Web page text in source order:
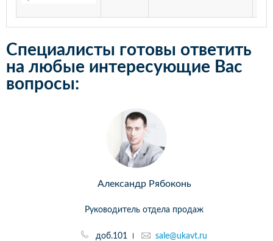
Специалисты готовы ответить
на любые интересующие Вас
вопросы:
Александр Рябоконь
Руководитель отдела продаж
доб.101 sale@ukavt.ru